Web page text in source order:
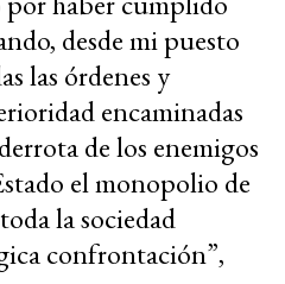
desde mi puesto
las órdenes y
encaminadas
de los enemigos
el monopolio de
la sociedad
confrontación”,